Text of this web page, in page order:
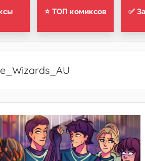
⭐ ТОП комиксов ✅